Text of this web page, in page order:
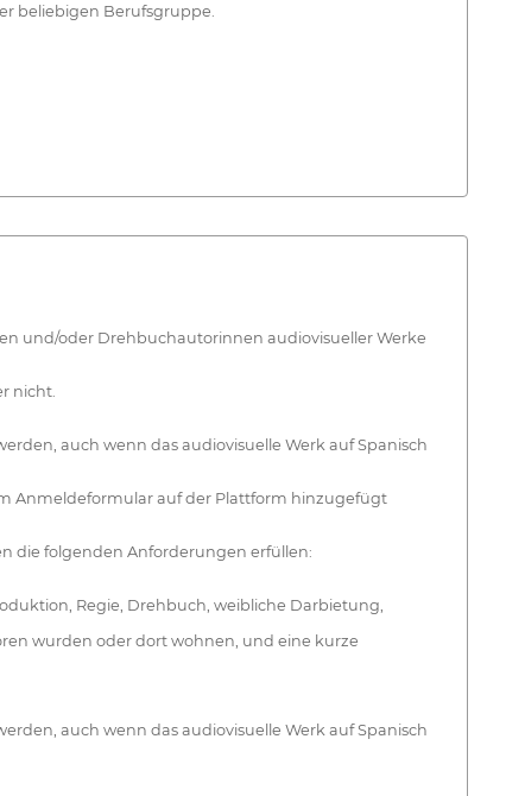
beliebigen Berufsgruppe.
und/oder Drehbuchautorinnen audiovisueller Werke
nicht.
auch wenn das audiovisuelle Werk auf Spanisch
Anmeldeformular auf der Plattform hinzugefügt
die folgenden Anforderungen erfüllen:
Regie, Drehbuch, weibliche Darbietung,
wurden oder dort wohnen, und eine kurze
auch wenn das audiovisuelle Werk auf Spanisch